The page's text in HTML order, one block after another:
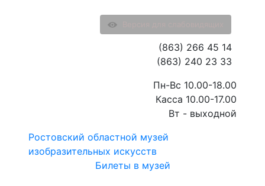
Ростовский областной музей
изобразительных искусств
Билеты в музей
(863) 266 45 14
(863) 240 23 33
Пн-Вс 10.00-18.00
Касса 10.00-17.00
Вт - выходной